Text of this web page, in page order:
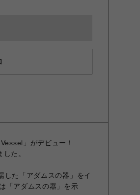
」がデビュー！
た。
した「アダムスの器」をイ
「アダムスの器」を示